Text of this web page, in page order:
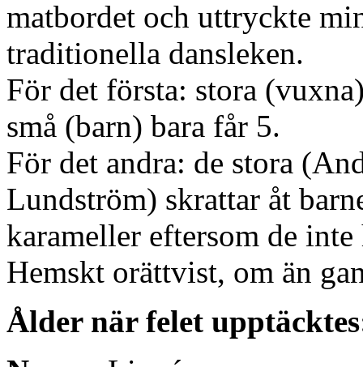
matbordet och uttryckte
traditionella dansleken.
För det första: stora
små (barn) bara får 5.
För det andra: de stora
Lundström) skrattar åt
karameller eftersom de
Hemskt orättvist, om än
Ålder när felet